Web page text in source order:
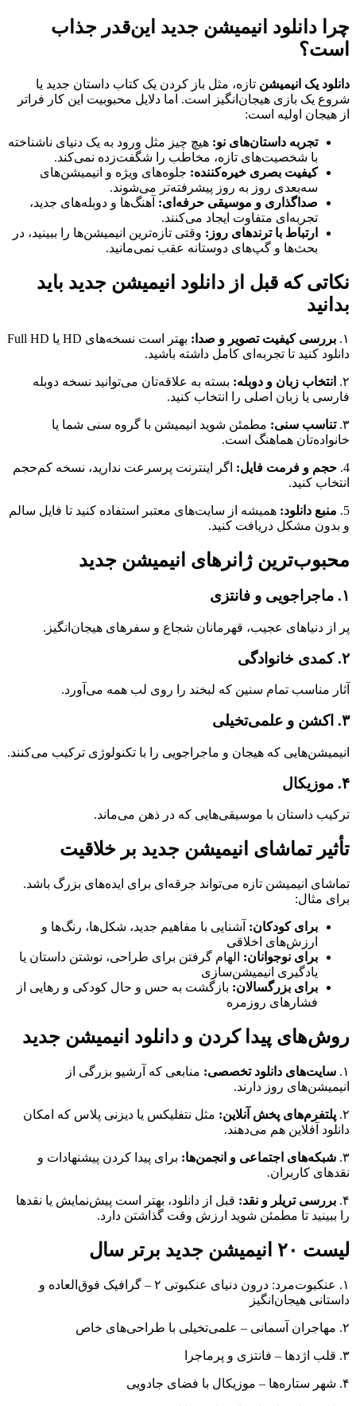
چرا دانلود انیمیشن جدید این‌قدر جذاب
است؟
دانلود یک انیمیشن تازه، مثل باز کردن یک کتاب داستان جدید یا
شروع یک بازی هیجان‌انگیز است. اما دلایل محبوبیت این کار فراتر
از هیجان اولیه است:
تجربه داستان‌های نو: هیچ چیز مثل ورود به یک دنیای ناشناخته
با شخصیت‌های تازه، مخاطب را شگفت‌زده نمی‌کند.
کیفیت بصری خیره‌کننده: جلوه‌های ویژه و انیمیشن‌های
سه‌بعدی روز به روز پیشرفته‌تر می‌شوند.
صداگذاری و موسیقی حرفه‌ای: آهنگ‌ها و دوبله‌های جدید،
تجربه‌ای متفاوت ایجاد می‌کنند.
ارتباط با ترندهای روز: وقتی تازه‌ترین انیمیشن‌ها را ببینید، در
بحث‌ها و گپ‌های دوستانه عقب نمی‌مانید.
نکاتی که قبل از دانلود انیمیشن جدید باید
بدانید
۱. بررسی کیفیت تصویر و صدا:
بهتر است نسخه‌های HD یا Full HD
دانلود کنید تا تجربه‌ای کامل داشته باشید.
۲. انتخاب زبان و دوبله: بسته به علاقه‌تان می‌توانید نسخه دوبله
فارسی یا زبان اصلی را انتخاب کنید.
۳. تناسب سنی: مطمئن شوید انیمیشن با گروه سنی شما یا
خانواده‌تان هماهنگ است.
4. حجم و فرمت فایل: اگر اینترنت پرسرعت ندارید، نسخه کم‌حجم
انتخاب کنید.
5. منبع دانلود: همیشه از سایت‌های معتبر استفاده کنید تا فایل سالم
و بدون مشکل دریافت کنید.
محبوب‌ترین ژانرهای انیمیشن جدید
۱. ماجراجویی و فانتزی
پر از دنیاهای عجیب، قهرمانان شجاع و سفرهای هیجان‌انگیز.
۲. کمدی خانوادگی
آثار مناسب تمام سنین که لبخند را روی لب همه می‌آورد.
۳. اکشن و علمی‌تخیلی
انیمیشن‌هایی که هیجان و ماجراجویی را با تکنولوژی ترکیب می‌کنند.
۴. موزیکال
ترکیب داستان با موسیقی‌هایی که در ذهن می‌ماند.
تأثیر تماشای انیمیشن جدید بر خلاقیت
تماشای انیمیشن تازه می‌تواند جرقه‌ای برای ایده‌های بزرگ باشد.
برای مثال:
برای کودکان: آشنایی با مفاهیم جدید، شکل‌ها، رنگ‌ها و
ارزش‌های اخلاقی
برای نوجوانان: الهام گرفتن برای طراحی، نوشتن داستان یا
یادگیری انیمیشن‌سازی
برای بزرگسالان: بازگشت به حس و حال کودکی و رهایی از
فشارهای روزمره
روش‌های پیدا کردن و دانلود انیمیشن جدید
۱. سایت‌های دانلود تخصصی: منابعی که آرشیو بزرگی از
انیمیشن‌های روز دارند.
۲. پلتفرم‌های پخش آنلاین: مثل نتفلیکس یا دیزنی پلاس که امکان
دانلود آفلاین هم می‌دهند.
۳. شبکه‌های اجتماعی و انجمن‌ها: برای پیدا کردن پیشنهادات و
نقدهای کاربران.
۴. بررسی تریلر و نقد: قبل از دانلود، بهتر است پیش‌نمایش یا نقدها
را ببینید تا مطمئن شوید ارزش وقت گذاشتن دارد.
لیست ۲۰ انیمیشن جدید برتر سال
۱. عنکبوت‌مرد: درون دنیای عنکبوتی ۲ – گرافیک فوق‌العاده و
داستانی هیجان‌انگیز
۲. مهاجران آسمانی – علمی‌تخیلی با طراحی‌های خاص
۳. قلب اژدها – فانتزی و پرماجرا
۴. شهر ستاره‌ها – موزیکال با فضای جادویی